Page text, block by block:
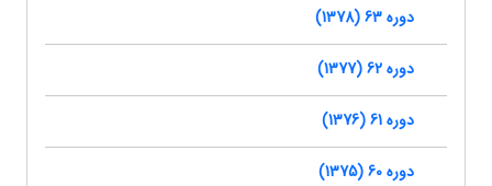
دوره 63 (1378)
دوره 62 (1377)
دوره 61 (1376)
دوره 60 (1375)